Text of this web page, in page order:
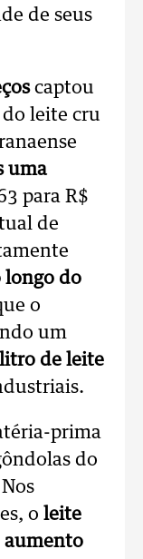
de seus
captou
leite cru
uma
para R$
de
longo do
o
um
de leite
prima
do
o leite
aumento